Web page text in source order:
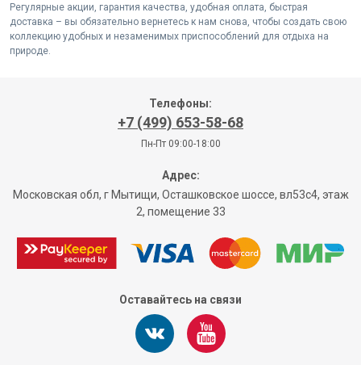
Регулярные акции, гарантия качества, удобная оплата, быстрая
доставка – вы обязательно вернетесь к нам снова, чтобы создать свою
коллекцию удобных и незаменимых приспособлений для отдыха на
природе.
Телефоны:
+7 (499) 653-58-68
Пн-Пт 09:00-18:00
Адрес:
Московская обл, г Мытищи, Осташковское шоссе, вл53с4, этаж
2, помещение 33
Оставайтесь на связи